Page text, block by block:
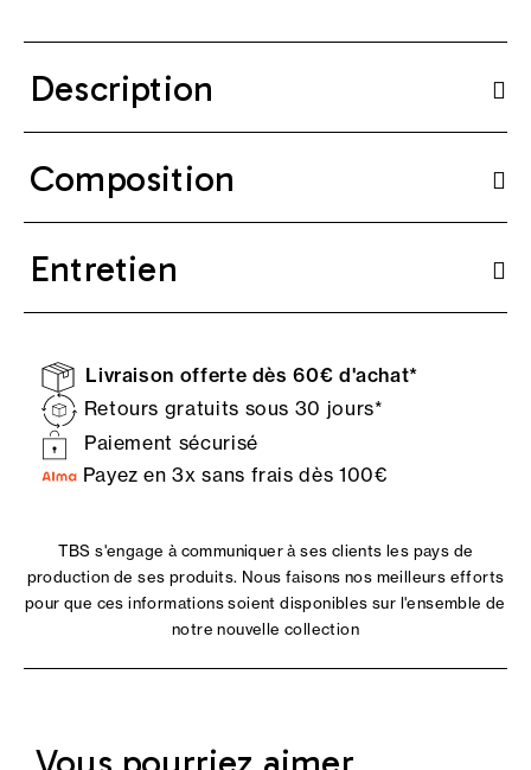
Description
Composition
Entretien
Livraison offerte dès 60€ d'achat*
Retours gratuits sous 30 jours*
Paiement sécurisé
Payez en 3x sans frais dès 100€
TBS s'engage à communiquer à ses clients les pays de
production de ses produits. Nous faisons nos meilleurs efforts
pour que ces informations soient disponibles sur l'ensemble de
notre nouvelle collection